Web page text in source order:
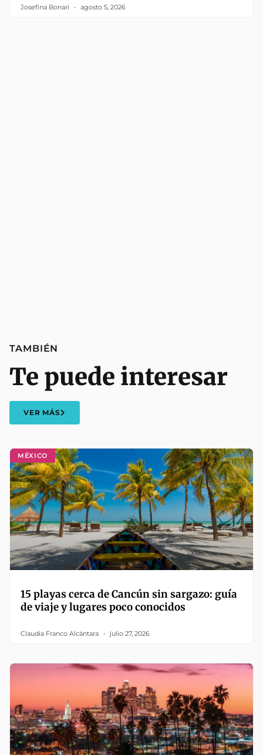
Josefina Bonari agosto 5, 2026
MÉXICO
15 playas cerca de Cancún sin sargazo: guía
de viaje y lugares poco conocidos
Claudia Franco Alcántara julio 27, 2026
TAMBIÉN
Te puede interesar
VER MÁS